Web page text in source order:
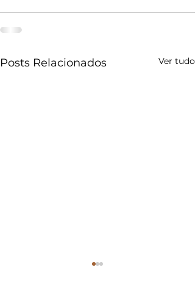
Posts Relacionados Ver tudo